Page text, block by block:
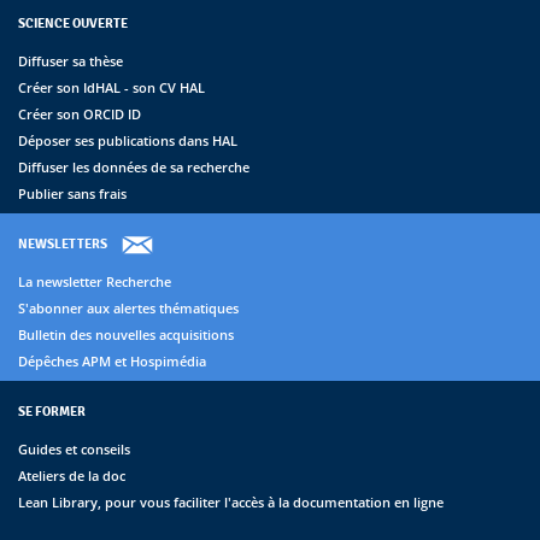
SCIENCE OUVERTE
Diffuser sa thèse
Créer son IdHAL - son CV HAL
Créer son ORCID ID
Déposer ses publications dans HAL
Diffuser les données de sa recherche
Publier sans frais
NEWSLETTERS
La newsletter Recherche
S'abonner aux alertes thématiques
Bulletin des nouvelles acquisitions
Dépêches APM et Hospimédia
SE FORMER
Guides et conseils
Ateliers de la doc
Lean Library, pour vous faciliter l'accès à la documentation en ligne